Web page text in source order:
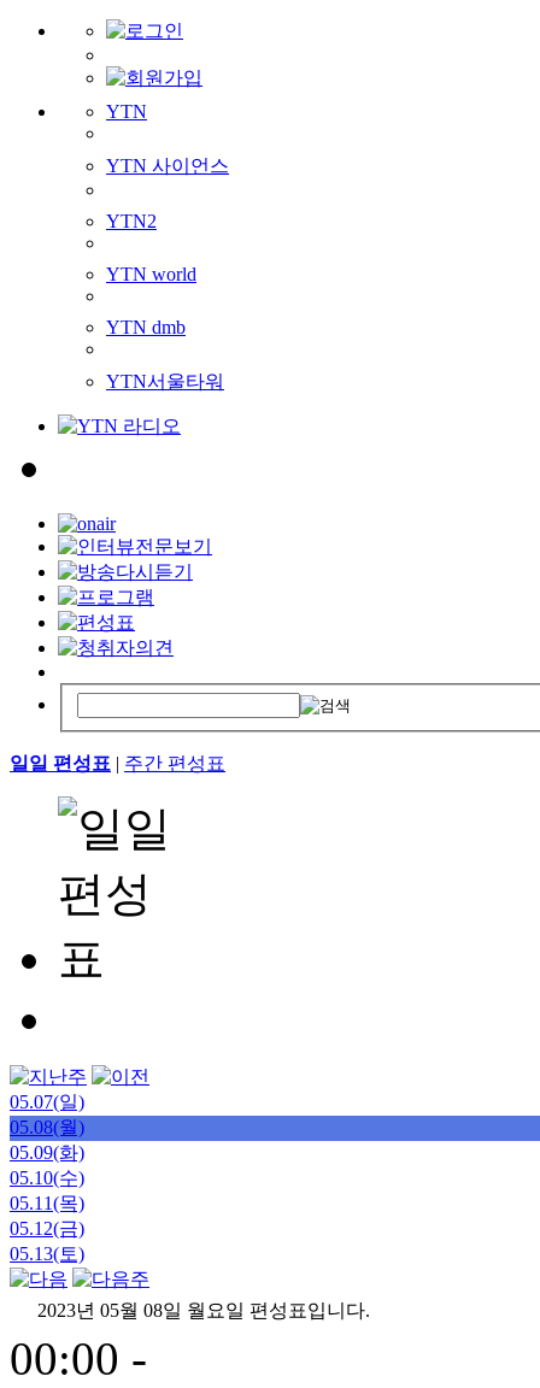
YTN
YTN 사이언스
YTN2
YTN world
YTN dmb
YTN서울타워
일일 편성표 | 주간 편성표
05.07(일)
05.08(월)
05.09(화)
05.10(수)
05.11(목)
05.12(금)
05.13(토)
2023년 05월 08일 월요일 편성표입니다.
00:00 -